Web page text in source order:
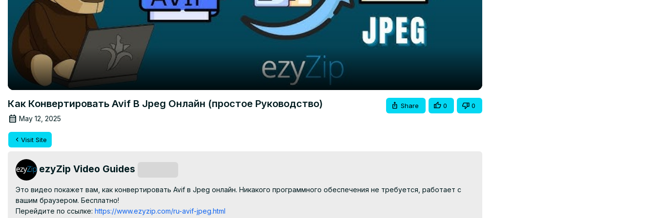
Как Конвертировать Avif В Jpeg Онлайн (простое Руководство)
May 12, 2025
Share 0 0
Visit Site
ezyZip Video Guides
Это видео покажет вам, как конвертировать Avif в Jpeg онлайн. Никакого программного обеспечения не требуется, работает с
вашим браузером. Бесплатно!
Перейдите по ссылке: https://www.ezyzip.com/ru-avif-jpeg.html